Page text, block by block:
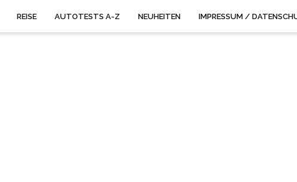
REISE AUTOTESTS A-Z NEUHEITEN IMPRESSUM /